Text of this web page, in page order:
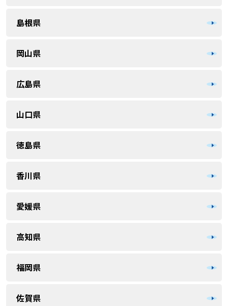
島根県
岡山県
広島県
山口県
徳島県
香川県
愛媛県
高知県
福岡県
佐賀県